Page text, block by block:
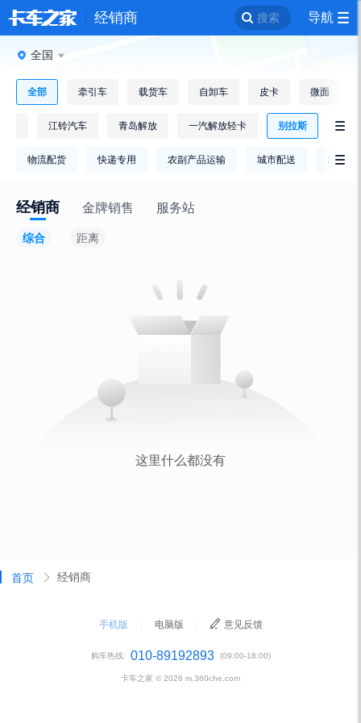
经销商 搜索 导航
全国
全部 牵引车 载货车 自卸车 皮卡 微面
江铃汽车 青岛解放 一汽解放轻卡 别拉斯 
物流配货 快递专用 农副产品运输 城市配送 冷链运

经销商 金牌销售 服务站
综合 距离
首页 经销商
手机版 电脑版 意见反馈
购车热线: 010-89192893 (09:00-18:00)
卡车之家 © 2026 m.360che.com